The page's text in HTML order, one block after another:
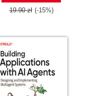
19.90 zł (-15%)